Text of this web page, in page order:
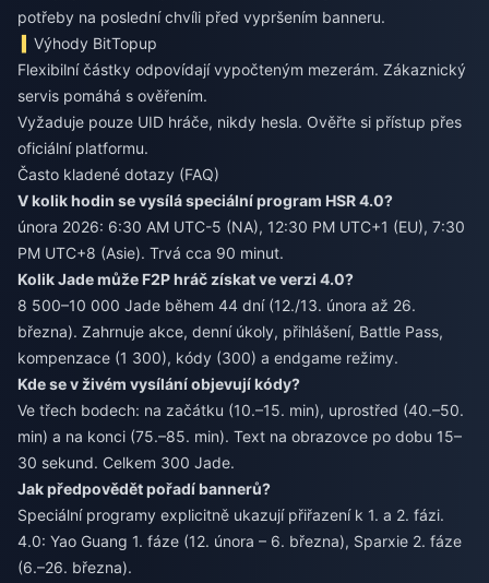
potřeby na poslední chvíli před vypršením banneru.
Výhody BitTopup
Flexibilní částky odpovídají vypočteným mezerám. Zákaznický
servis pomáhá s ověřením.
Vyžaduje pouze UID hráče, nikdy hesla. Ověřte si přístup přes
oficiální platformu.
Často kladené dotazy (FAQ)
V kolik hodin se vysílá speciální program HSR 4.0?
února 2026: 6:30 AM UTC-5 (NA), 12:30 PM UTC+1 (EU), 7:30
PM UTC+8 (Asie). Trvá cca 90 minut.
Kolik Jade může F2P hráč získat ve verzi 4.0?
8 500–10 000 Jade během 44 dní (12./13. února až 26.
března). Zahrnuje akce, denní úkoly, přihlášení, Battle Pass,
kompenzace (1 300), kódy (300) a endgame režimy.
Kde se v živém vysílání objevují kódy?
Ve třech bodech: na začátku (10.–15. min), uprostřed (40.–50.
min) a na konci (75.–85. min). Text na obrazovce po dobu 15–
30 sekund. Celkem 300 Jade.
Jak předpovědět pořadí bannerů?
Speciální programy explicitně ukazují přiřazení k 1. a 2. fázi.
4.0: Yao Guang 1. fáze (12. února – 6. března), Sparxie 2. fáze
(6.–26. března).